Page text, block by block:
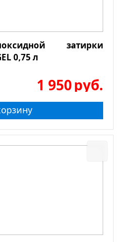
затирки
0,75 л
1 950руб.